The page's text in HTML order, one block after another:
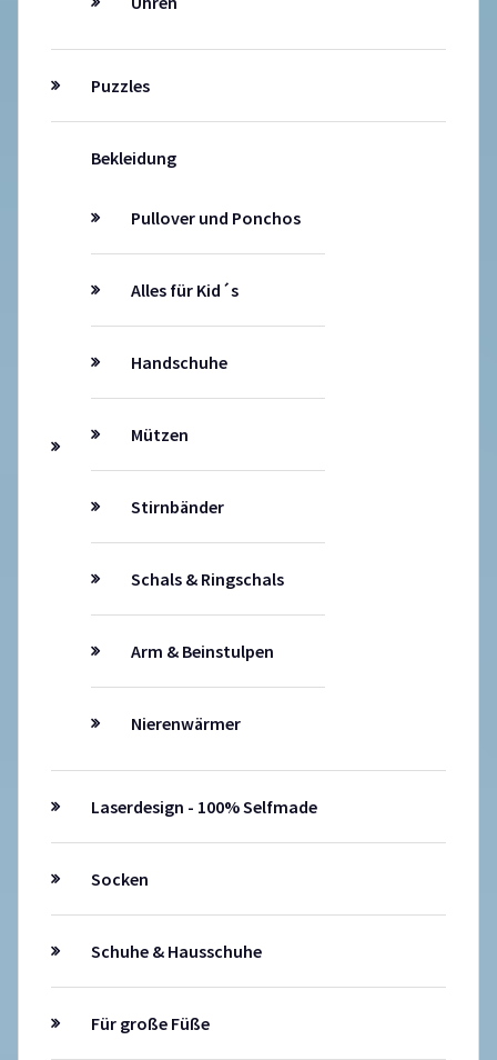
Puzzles
Bekleidung
Pullover und Ponchos
Alles für Kid´s
Handschuhe
Mützen
Stirnbänder
Schals & Ringschals
Arm & Beinstulpen
Nierenwärmer
Laserdesign - 100% Selfmade
Socken
Schuhe & Hausschuhe
Für große Füße